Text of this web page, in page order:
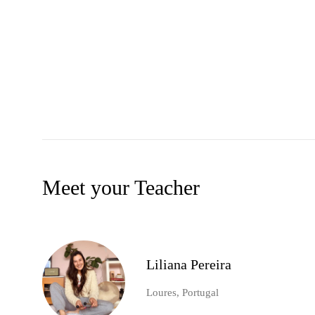
Meet your Teacher
Liliana Pereira
Loures, Portugal